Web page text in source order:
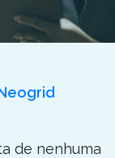
de nenhuma